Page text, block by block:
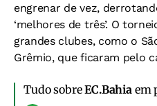
engrenar de vez,
‘melhores de três’. O
grandes clubes, como o
Grêmio, que ficaram pelo
Tudo sobreEC.Bahia em